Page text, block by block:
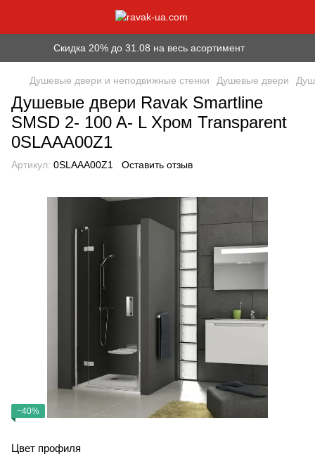
Скидка 20% до 31.08 на весь асортимент
Душевые двери и неподвижные стенки Душевые двери
Душевые двери Ravak Smartline
SMSD 2- 100 A- L Хром Transparent
0SLAAA00Z1
Артикул: 0SLAAA00Z1 Оставить отзыв
−40%
Цвет профиля